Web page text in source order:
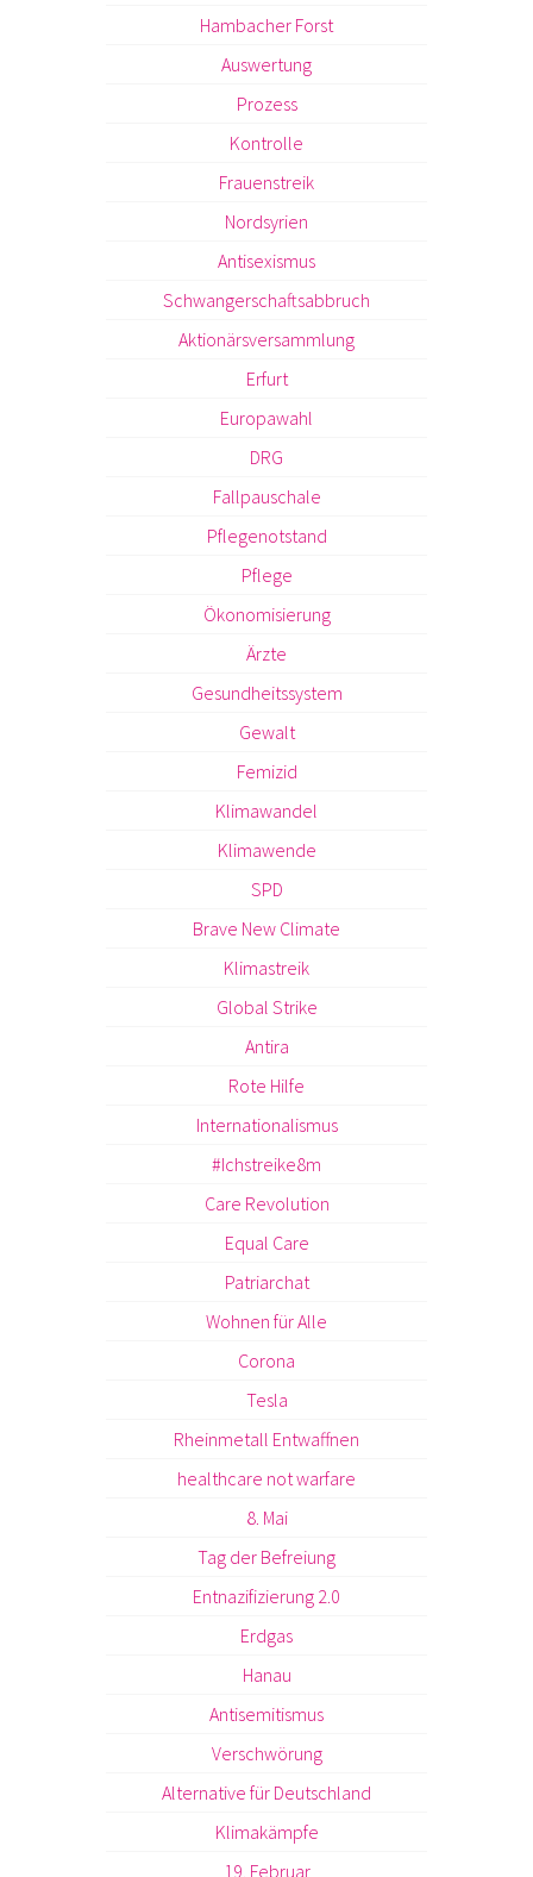
Hambacher Forst
Auswertung
Prozess
Kontrolle
Frauenstreik
Nordsyrien
Antisexismus
Schwangerschaftsabbruch
Aktionärsversammlung
Erfurt
Europawahl
DRG
Fallpauschale
Pflegenotstand
Pflege
Ökonomisierung
Ärzte
Gesundheitssystem
Gewalt
Femizid
Klimawandel
Klimawende
SPD
Brave New Climate
Klimastreik
Global Strike
Antira
Rote Hilfe
Internationalismus
#Ichstreike8m
Care Revolution
Equal Care
Patriarchat
Wohnen für Alle
Corona
Tesla
Rheinmetall Entwaffnen
healthcare not warfare
8. Mai
Tag der Befreiung
Entnazifizierung 2.0
Erdgas
Hanau
Antisemitismus
Verschwörung
Alternative für Deutschland
Klimakämpfe
19. Februar